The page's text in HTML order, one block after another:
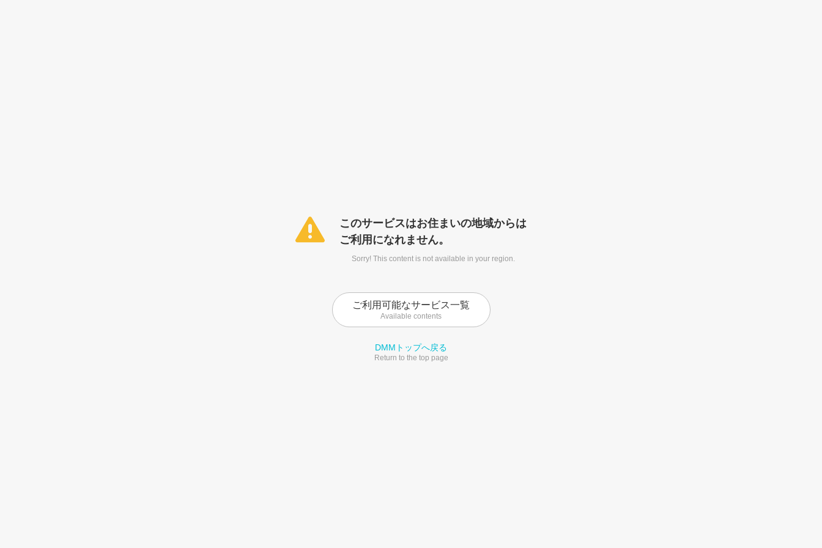
このサービスはお住まいの地域からは
ご利用になれません。
Sorry! This content is not available in your region.
ご利用可能なサービス一覧
Available contents
DMMトップへ戻る
Return to the top page